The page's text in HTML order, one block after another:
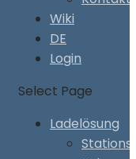
Wiki
DE
Login
Select Page
Ladelösung